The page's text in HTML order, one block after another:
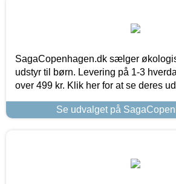
SagaCopenhagen.dk sælger
udstyr til børn. Levering på 1-3
over 499 kr. Klik her for at se deres
Se udvalget på